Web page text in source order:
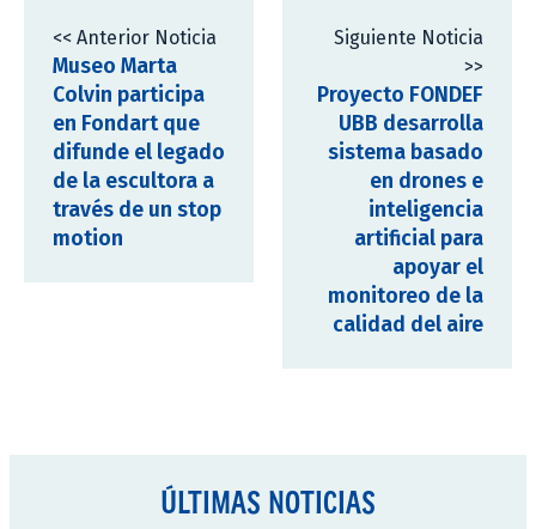
<< Anterior Noticia
Museo Marta
Colvin participa
en Fondart que
difunde el legado
de la escultora a
través de un stop
motion
Siguiente Noticia
>>
Proyecto FONDEF
UBB desarrolla
sistema basado
en drones e
inteligencia
artificial para
apoyar el
monitoreo de la
calidad del aire
ÚLTIMAS NOTICIAS